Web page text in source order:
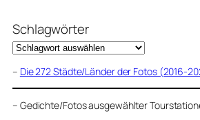
Schlagwörter
– Die 272 Städte/Länder der Fotos (2016-
– Gedichte/Fotos ausgewählter